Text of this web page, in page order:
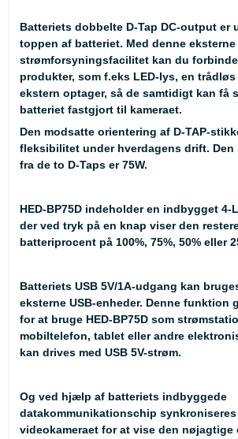
Batteriets dobbelte D-Tap DC-output er
toppen af batteriet. Med denne eksterne
strømforsyningsfacilitet kan du
produkter, som f.eks LED-lys, en
ekstern optager, så de samtidigt kan få
batteriet fastgjort til kameraet.
Den modsatte orientering af D-TAP-
fleksibilitet under hverdagens drift. Den
fra de to D-Taps er 75W.
HED-BP75D indeholder en indbygget 4-
der ved tryk på en knap viser den
batteriprocent på 100%, 75%, 50% eller
Batteriets USB 5V/1A-udgang kan
eksterne USB-enheder. Denne funktion
for at bruge HED-BP75D som
mobiltelefon, tablet eller andre
kan drives med USB 5V-strøm.
Og ved hjælp af batteriets indbyggede
datakommunikationschip
videokameraet for at vise den